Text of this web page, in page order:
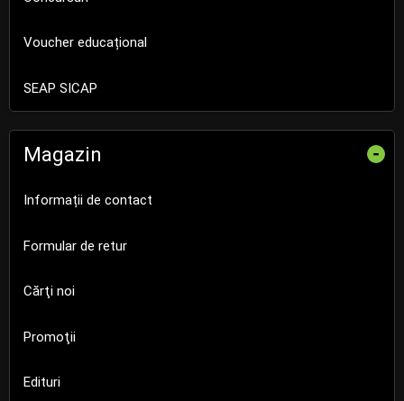
Voucher educațional
SEAP SICAP
Magazin -
Informații de contact
Formular de retur
Cărţi noi
Promoţii
Edituri